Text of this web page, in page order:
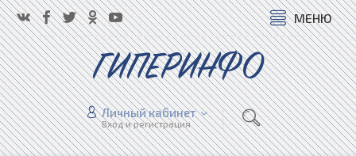
МЕНЮ
ГИПЕРИНФО
Личный кабинет
Вход и регистрация